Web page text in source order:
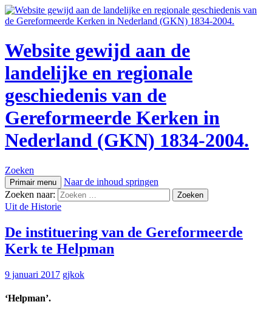
Website gewijd aan de
landelijke en regionale
geschiedenis van de
Gereformeerde Kerken in
Nederland (GKN) 1834-2004.
Zoeken
Primair menu
Naar de inhoud springen
Zoeken naar:
Uit de Historie
De instituering van de Gereformeerde
Kerk te Helpman
9 januari 2017 gjkok
‘Helpman’.